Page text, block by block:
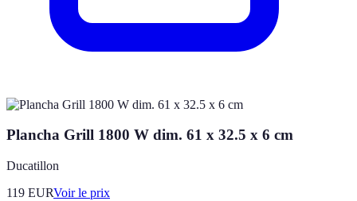
Plancha Grill 1800 W dim. 61 x 32.5 x 6 cm
Ducatillon
119 EURVoir le prix